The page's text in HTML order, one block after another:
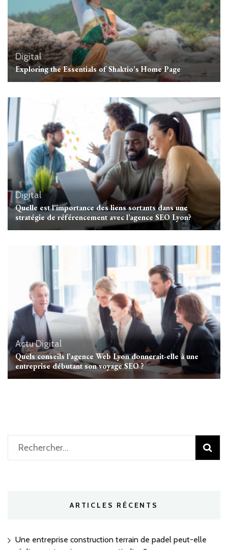
Digital
Exploring the Essentials of Shaktio’s Home Page
Digital
Quelle est l’importance des liens sortants dans une
stratégie de référencement avec l’agence SEO Lyon?
Actu Digital
Quels conseils l’agence Web Lyon donnerait-elle à une
entreprise débutant son voyage SEO ?
Rechercher :
ARTICLES RÉCENTS
Une entreprise construction terrain de padel peut-elle